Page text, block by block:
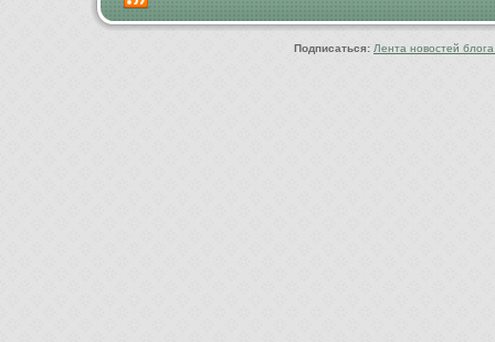
Подписаться: Лента новостей